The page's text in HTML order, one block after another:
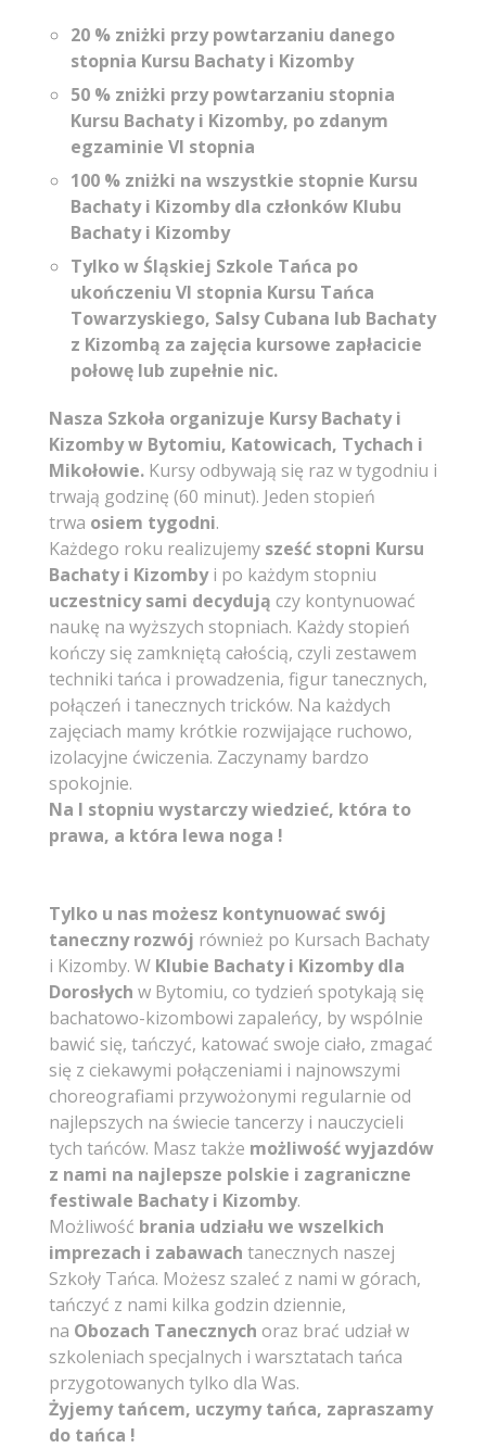
20 % zniżki przy powtarzaniu danego
stopnia Kursu Bachaty i Kizomby
50 % zniżki przy powtarzaniu stopnia
Kursu Bachaty i Kizomby, po zdanym
egzaminie VI stopnia
100 % zniżki na wszystkie stopnie Kursu
Bachaty i Kizomby dla członków Klubu
Bachaty i Kizomby
Tylko w Śląskiej Szkole Tańca po
ukończeniu VI stopnia Kursu Tańca
Towarzyskiego, Salsy Cubana lub Bachaty
z Kizombą za zajęcia kursowe zapłacicie
połowę lub zupełnie nic.
Nasza Szkoła organizuje Kursy Bachaty i
Kizomby w Bytomiu, Katowicach, Tychach i
Mikołowie.Kursy odbywają się raz w tygodniu i
trwają godzinę (60 minut). Jeden stopień
trwa osiem tygodni.
Każdego roku realizujemy sześć stopni Kursu
Bachaty i Kizombyi po każdym stopniu
uczestnicy sami decydują czy kontynuować
naukę na wyższych stopniach. Każdy stopień
kończy się zamkniętą całością, czyli zestawem
techniki tańca i prowadzenia, figur tanecznych,
połączeń i tanecznych tricków. Na każdych
zajęciach mamy krótkie rozwijające ruchowo,
izolacyjne ćwiczenia. Zaczynamy bardzo
spokojnie.
Na I stopniu wystarczy wiedzieć, która to
prawa, a która lewa noga !
Tylko u nas możesz kontynuować swój
taneczny rozwój również po Kursach Bachaty
i Kizomby. W Klubie Bachaty i Kizomby dla
Dorosłych w Bytomiu, co tydzień spotykają się
bachatowo-kizombowi zapaleńcy, by wspólnie
bawić się, tańczyć, katować swoje ciało, zmagać
się z ciekawymi połączeniami i najnowszymi
choreografiami przywożonymi regularnie od
najlepszych na świecie tancerzy i nauczycieli
tych tańców. Masz także możliwość wyjazdów
z nami na najlepsze polskie i zagraniczne
festiwale Bachaty i Kizomby.
Możliwość brania udziału we wszelkich
imprezach i zabawach tanecznych naszej
Szkoły Tańca. Możesz szaleć z nami w górach,
tańczyć z nami kilka godzin dziennie,
na Obozach Tanecznych oraz brać udział w
szkoleniach specjalnych i warsztatach tańca
przygotowanych tylko dla Was.
Żyjemy tańcem, uczymy tańca, zapraszamy
do tańca !